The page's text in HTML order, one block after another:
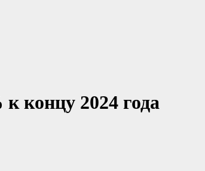
концу 2024 года